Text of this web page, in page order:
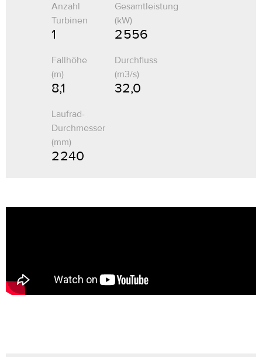
Anzahl
Turbinen
1
Gesamtleistung
(kW)
2 556
Fallhöhe
(m)
8,1
Durchfluss
(m3/s)
32,0
Laufrad-
Durchmesser
(mm)
2 240